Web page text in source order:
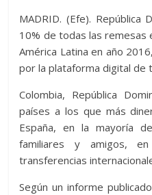
er s
A
p
p
di
t
b
o
o
k
m
p
ar
ti
r
MADRID. (Efe). República
10% de todas las remesas
América Latina en año
por la plataforma digital de
Colombia, República
países a los que más
España, en la mayoría
familiares y amigos,
transferencias
Según un informe